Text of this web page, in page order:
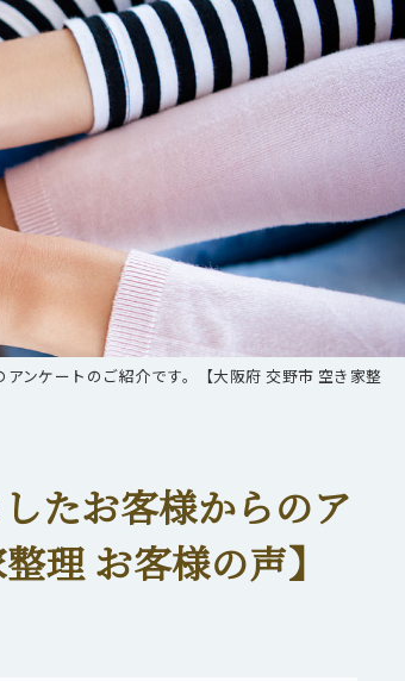
ンケートのご紹介です。【大阪府 交野市 空き家整
たお客様からのア
理 お客様の声】